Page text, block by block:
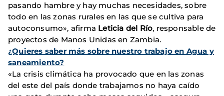
pasando hambre y hay muchas necesidades, sobre
todo en las zonas rurales en las que se cultiva para
autoconsumo», afirma Leticia del Río, responsable de
proyectos de Manos Unidas en Zambia.
¿Quieres saber más sobre nuestro trabajo en Agua y
saneamiento?
«La crisis climática ha provocado que en las zonas
del este del país donde trabajamos no haya caído